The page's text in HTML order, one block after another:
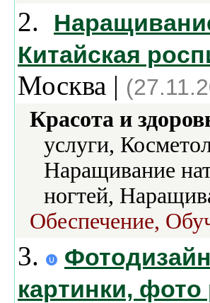
2.
Китайская
Москва |
Красота и
услуги,
Наращивание
ногтей,
Обеспечение,
3.
картинки, фото